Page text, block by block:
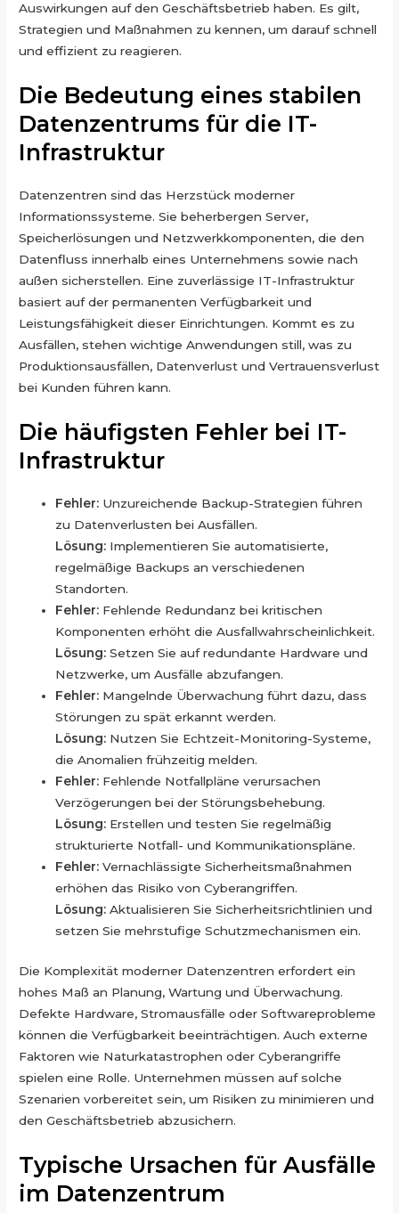
Auswirkungen auf den Geschäftsbetrieb haben. Es gilt,
Strategien und Maßnahmen zu kennen, um darauf schnell
und effizient zu reagieren.
Die Bedeutung eines stabilen
Datenzentrums für die IT-
Infrastruktur
Datenzentren sind das Herzstück moderner
Informationssysteme. Sie beherbergen Server,
Speicherlösungen und Netzwerkkomponenten, die den
Datenfluss innerhalb eines Unternehmens sowie nach
außen sicherstellen. Eine zuverlässige IT-Infrastruktur
basiert auf der permanenten Verfügbarkeit und
Leistungsfähigkeit dieser Einrichtungen. Kommt es zu
Ausfällen, stehen wichtige Anwendungen still, was zu
Produktionsausfällen, Datenverlust und Vertrauensverlust
bei Kunden führen kann.
Die häufigsten Fehler bei IT-
Infrastruktur
Fehler: Unzureichende Backup-Strategien führen
zu Datenverlusten bei Ausfällen.
Lösung: Implementieren Sie automatisierte,
regelmäßige Backups an verschiedenen
Standorten.
Fehler: Fehlende Redundanz bei kritischen
Komponenten erhöht die Ausfallwahrscheinlichkeit.
Lösung: Setzen Sie auf redundante Hardware und
Netzwerke, um Ausfälle abzufangen.
Fehler: Mangelnde Überwachung führt dazu, dass
Störungen zu spät erkannt werden.
Lösung: Nutzen Sie Echtzeit-Monitoring-Systeme,
die Anomalien frühzeitig melden.
Fehler: Fehlende Notfallpläne verursachen
Verzögerungen bei der Störungsbehebung.
Lösung: Erstellen und testen Sie regelmäßig
strukturierte Notfall- und Kommunikationspläne.
Fehler: Vernachlässigte Sicherheitsmaßnahmen
erhöhen das Risiko von Cyberangriffen.
Lösung: Aktualisieren Sie Sicherheitsrichtlinien und
setzen Sie mehrstufige Schutzmechanismen ein.
Die Komplexität moderner Datenzentren erfordert ein
hohes Maß an Planung, Wartung und Überwachung.
Defekte Hardware, Stromausfälle oder Softwareprobleme
können die Verfügbarkeit beeinträchtigen. Auch externe
Faktoren wie Naturkatastrophen oder Cyberangriffe
spielen eine Rolle. Unternehmen müssen auf solche
Szenarien vorbereitet sein, um Risiken zu minimieren und
den Geschäftsbetrieb abzusichern.
Typische Ursachen für Ausfälle
im Datenzentrum